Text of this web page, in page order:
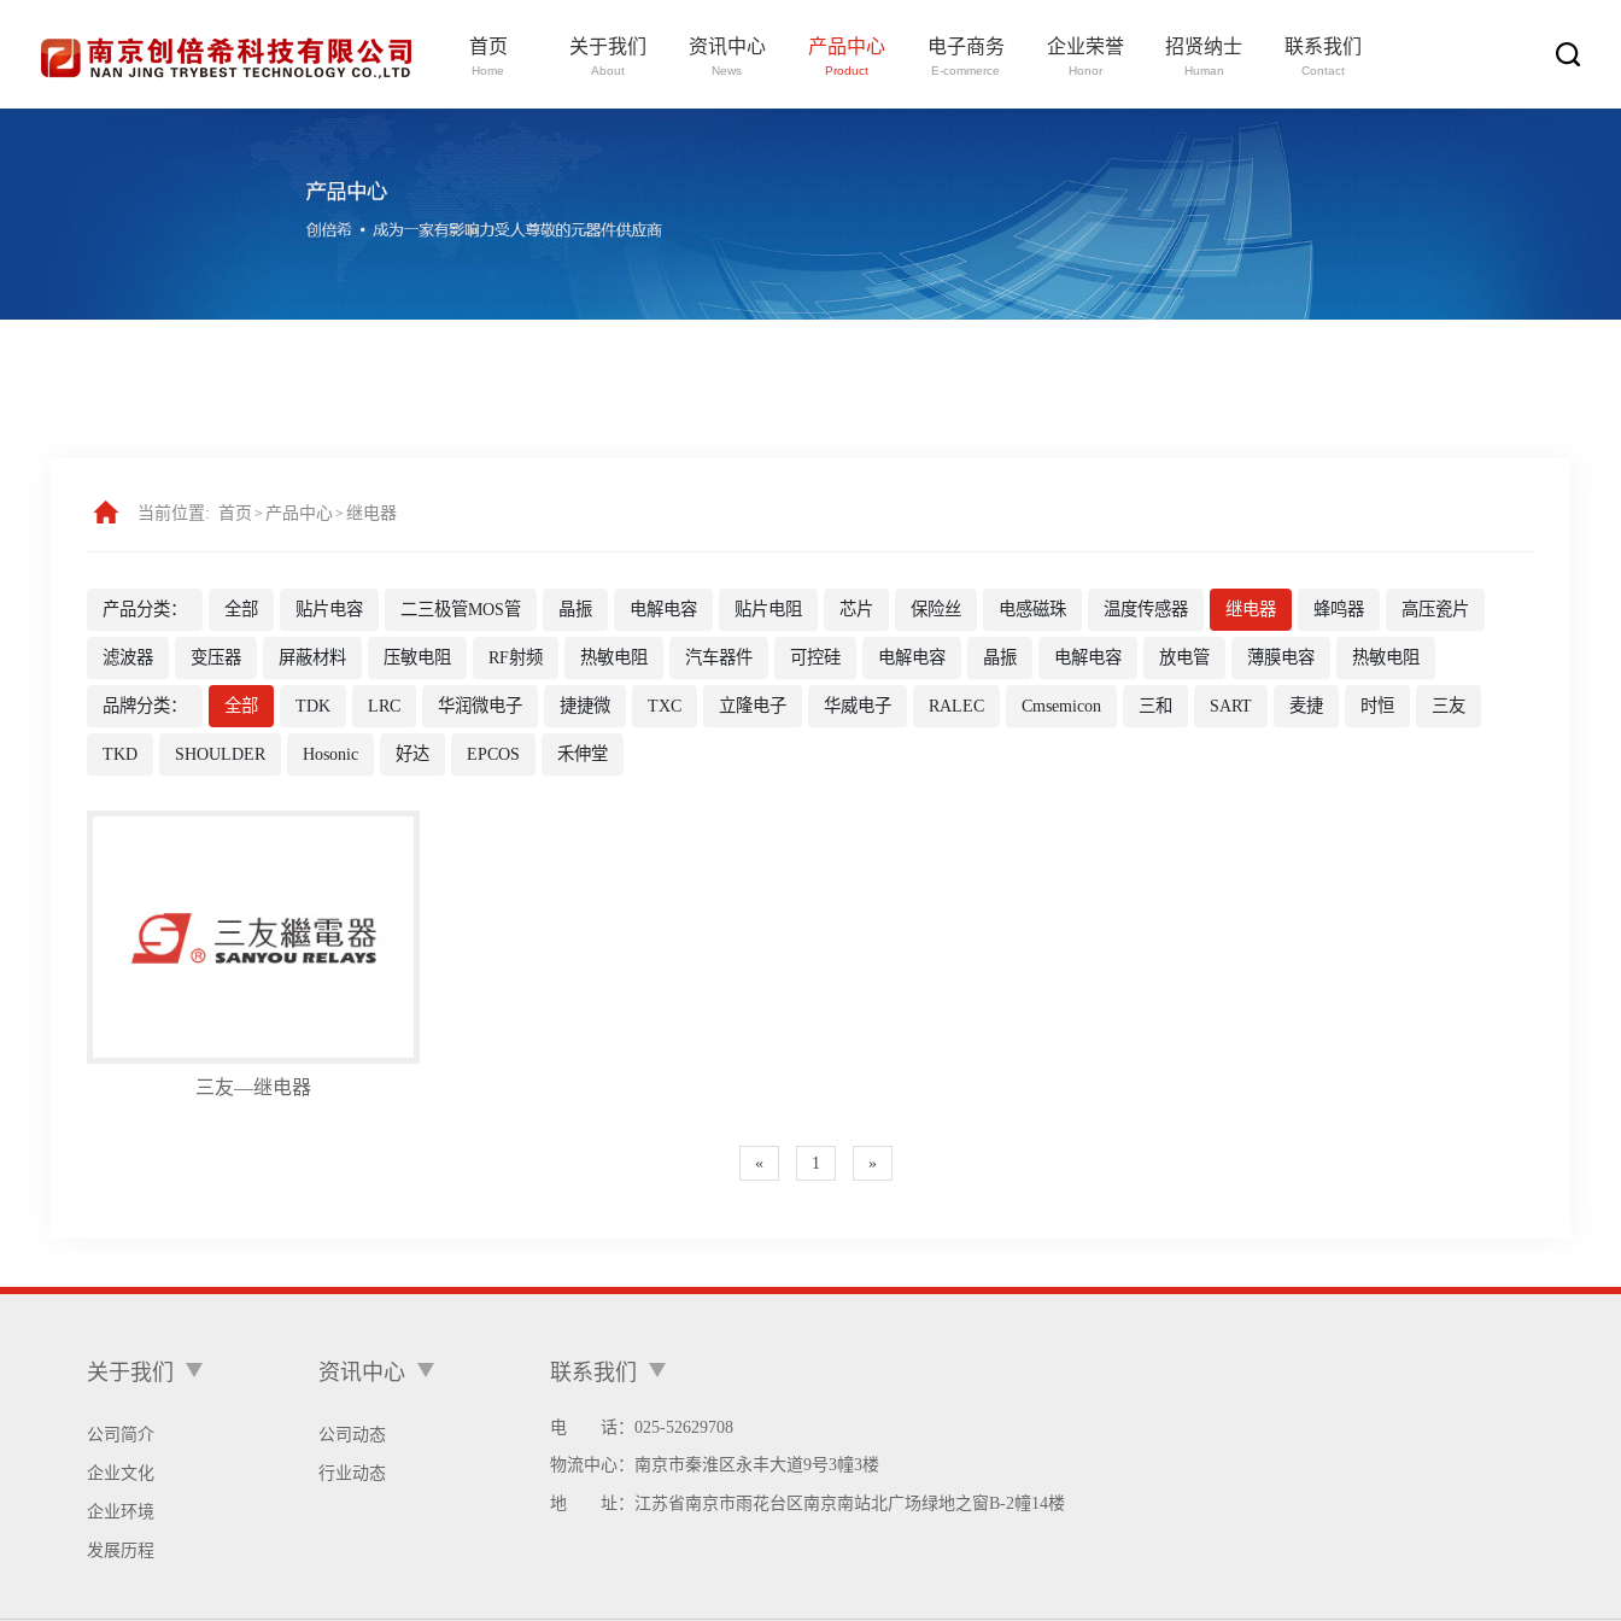
首页
Home
关于我们
About
资讯中心
News
产品中心
Product
电子商务
E-commerce
企业荣誉
Honor
招贤纳士
Human
联系我们
Contact
当前位置: 首页 > 产品中心> 继电器
产品分类： 全部 贴片电容 二三极管MOS管 晶振 电解电容 贴片电阻 芯片 保险丝 电感磁珠 温度传感器 继电器 蜂鸣器 高压瓷片
滤波器 变压器 屏蔽材料 压敏电阻 RF射频 热敏电阻 汽车器件 可控硅 电解电容 晶振 电解电容 放电管 薄膜电容 热敏电阻
品牌分类： 全部 TDK LRC 华润微电子 捷捷微 TXC 立隆电子 华威电子 RALEC Cmsemicon 三和 SART 麦捷 时恒 三友
TKD SHOULDER Hosonic 好达 EPCOS 禾伸堂
三友—继电器
« 1 »
关于我们
公司简介
企业文化
企业环境
发展历程
资讯中心
公司动态
行业动态
联系我们
电 话：025-52629708
物流中心： 南京市秦淮区永丰大道9号3幢3楼
地 址： 江苏省南京市雨花台区南京南站北广场绿地之窗B-2幢14楼